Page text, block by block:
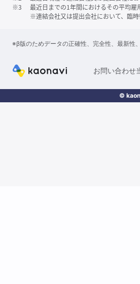
※3
最近日までの1年間におけるその平均雇
※連結会社又は提出会社において、臨
※β版のためデータの正確性、完全性、最新性
お問い合わせ
©